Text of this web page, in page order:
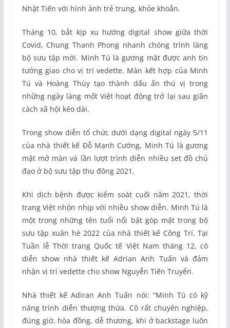
Nhật Tiến với hình ảnh trẻ trung, khỏe khoắn.
Tháng 10, bắt kịp xu hướng digital show giữa thời
Covid, Chung Thanh Phong nhanh chóng trình làng
bộ sưu tập mới. Minh Tú là gương mặt được anh tin
tưởng giao cho vị trí vedette. Màn kết hợp của Minh
Tú và Hoàng Thùy tạo thành dấu ấn thú vị trong
những ngày làng mốt Việt hoạt động trở lại sau giãn
cách xã hội kéo dài.
Trong show diễn tổ chức dưới dạng digital ngày 5/11
của nhà thiết kế Đỗ Mạnh Cường, Minh Tú là gương
mặt mở màn và lần lượt trình diễn nhiều set đồ chủ
đạo ở bộ sưu tập thu đông 2021.
Khi dịch bệnh được kiểm soát cuối năm 2021, thời
trang Việt nhộn nhịp với nhiều show diễn. Minh Tú là
một trong những tên tuổi nổi bật góp mặt trong bộ
sưu tập xuân hè 2022 của nhà thiết kế Công Trí. Tại
Tuần lễ Thời trang Quốc tế Việt Nam tháng 12, cô
diễn show nhà thiết kế Adrian Anh Tuấn và đảm
nhận vị trí vedette cho show Nguyễn Tiến Truyển.
Nhà thiết kế Adiran Anh Tuấn nói: “Minh Tú có kỹ
năng trình diễn thượng thừa. Cô rất chuyên nghiệp,
đúng giờ, hòa đồng, dễ thương, khi ở backstage luôn